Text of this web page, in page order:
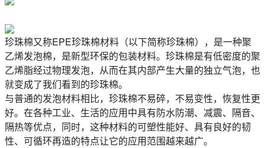
珍珠棉又称EPE珍珠棉材料（以下简称珍珠棉），是一种聚
乙烯发泡棉，是新型环保的包装材料。珍珠棉是有低密度的聚
乙烯脂经过物理发泡，从而在其内部产生大量的独立气泡，也
就变成了我们看到的珍珠棉。
与普通的发泡材料相比，珍珠棉不易碎，不易变性，恢复性更
好。在各种工业、生活的应用中具有防水防潮、减震、隔音、
隔热等优点，同时，这种材料的可塑性能好、具有良好的韧
性、可循环再造的特点让它的应用范围越来越广。